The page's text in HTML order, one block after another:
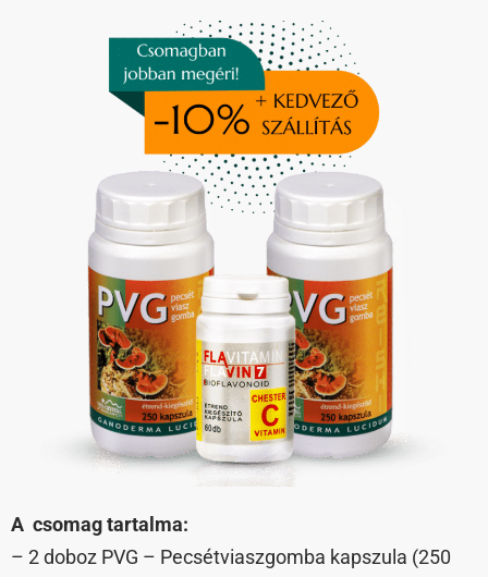
A csomag tartalma:
– 2 doboz PVG – Pecsétviaszgomba kapszula (250